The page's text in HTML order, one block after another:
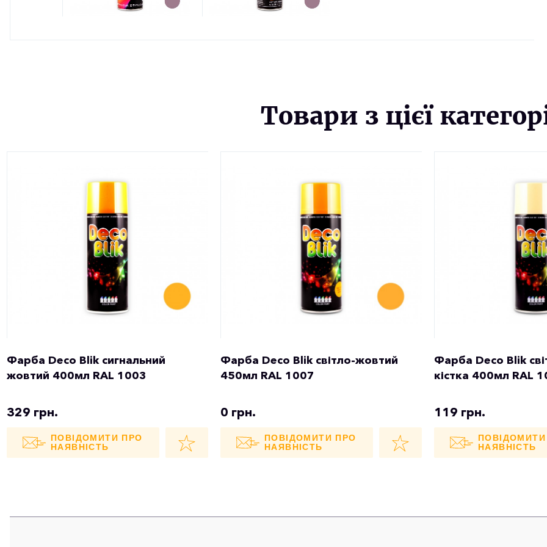
Товари з цієї
Фарба Deco Blik сигнальний
жовтий 400мл RAL 1003
329 грн.
ПОВІДОМИТИ ПРО
НАЯВНІСТЬ
Фарба Deco Blik світло-жовтий
450мл RAL 1007
0 грн.
ПОВІДОМИТИ ПРО
НАЯВНІСТЬ
Фарба Deco Blik
кістка 400мл RAL
119 грн.
НАЯВНІСТЬ